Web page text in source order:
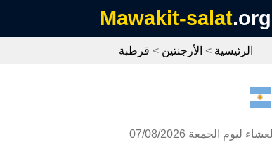
Mawakit-salat.org
الرئيسية > الأرجنتين > قرطبة
الجمعة 07/08/2026